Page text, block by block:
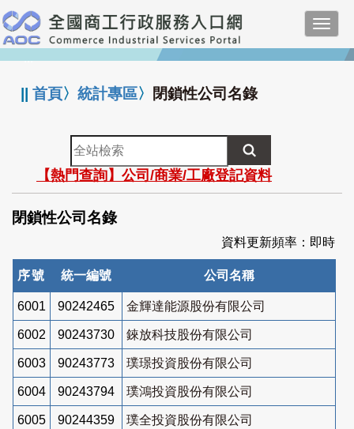
跳
到
主
要
:::
||首頁〉統計專區〉 閉鎖性公司名錄
全
站
檢
索
【熱門查詢】公司/商業/工廠登記資料
閉鎖性公司名錄
資料更新頻率：即時
序號 統一編號 公司名稱
6001 90242465 金輝達能源股份有限公司
6002 90243730 錸放科技股份有限公司
6003 90243773 璞璟投資股份有限公司
6004 90243794 璞鴻投資股份有限公司
6005 90244359 璞全投資股份有限公司